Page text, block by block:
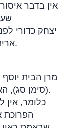
אין בדבר
יצחק כדורי
.
מרן הבית
(סימן סג),וכתב שאין לעשות כן.
כלומר, אין
הפרוכת